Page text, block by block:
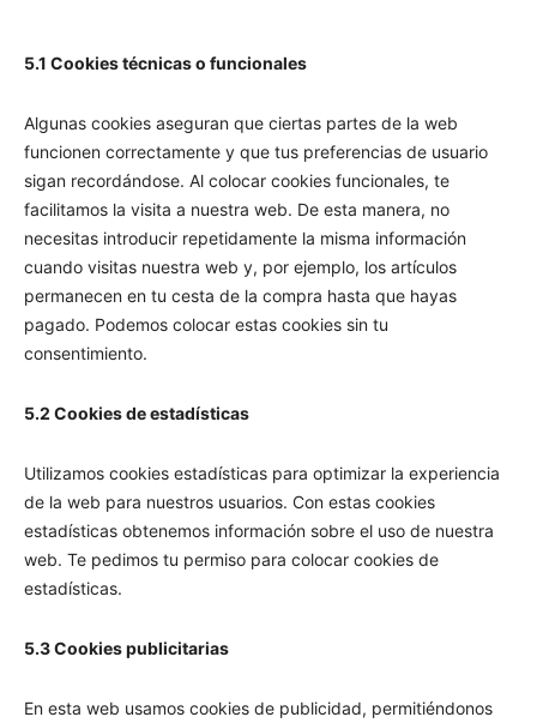
5.1 Cookies técnicas o funcionales
Algunas cookies aseguran que ciertas partes de la web
funcionen correctamente y que tus preferencias de usuario
sigan recordándose. Al colocar cookies funcionales, te
facilitamos la visita a nuestra web. De esta manera, no
necesitas introducir repetidamente la misma información
cuando visitas nuestra web y, por ejemplo, los artículos
permanecen en tu cesta de la compra hasta que hayas
pagado. Podemos colocar estas cookies sin tu
consentimiento.
5.2 Cookies de estadísticas
Utilizamos cookies estadísticas para optimizar la experiencia
de la web para nuestros usuarios. Con estas cookies
estadísticas obtenemos información sobre el uso de nuestra
web. Te pedimos tu permiso para colocar cookies de
estadísticas.
5.3 Cookies publicitarias
En esta web usamos cookies de publicidad, permitiéndonos